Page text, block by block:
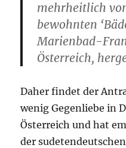
mehrheitlich
bewohnten
Marienbad-
Österreich,
Daher findet der
wenig Gegenliebe in
Österreich und hat
der sudetendeutschen